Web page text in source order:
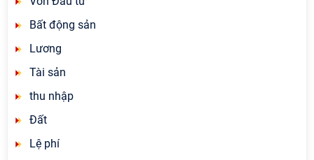
Bất động sản
Lương
Tài sản
thu nhập
Đất
Lệ phí